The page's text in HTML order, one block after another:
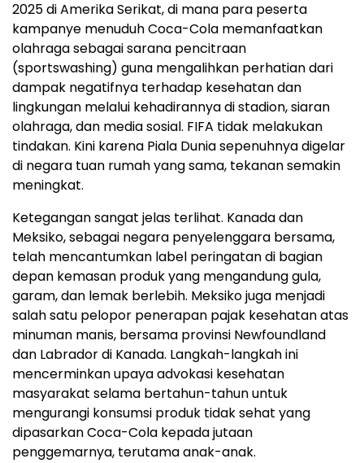
2025 di Amerika Serikat, di mana para peserta
kampanye menuduh Coca-Cola memanfaatkan
olahraga sebagai sarana pencitraan
(sportswashing) guna mengalihkan perhatian dari
dampak negatifnya terhadap kesehatan dan
lingkungan melalui kehadirannya di stadion, siaran
olahraga, dan media sosial. FIFA tidak melakukan
tindakan. Kini karena Piala Dunia sepenuhnya digelar
di negara tuan rumah yang sama, tekanan semakin
meningkat.
Ketegangan sangat jelas terlihat. Kanada dan
Meksiko, sebagai negara penyelenggara bersama,
telah mencantumkan label peringatan di bagian
depan kemasan produk yang mengandung gula,
garam, dan lemak berlebih. Meksiko juga menjadi
salah satu pelopor penerapan pajak kesehatan atas
minuman manis, bersama provinsi Newfoundland
dan Labrador di Kanada. Langkah-langkah ini
mencerminkan upaya advokasi kesehatan
masyarakat selama bertahun-tahun untuk
mengurangi konsumsi produk tidak sehat yang
dipasarkan Coca-Cola kepada jutaan
penggemarnya, terutama anak-anak.